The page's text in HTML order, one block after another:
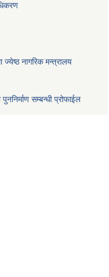
ज्येष्ठ नागरिक मन्त्रालय
सम्बन्धी प्रोफाईल